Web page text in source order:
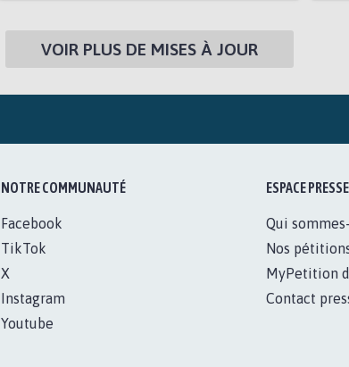
VOIR PLUS DE MISES À JOUR
NOTRE COMMUNAUTÉ
Facebook
TikTok
X
Instagram
Youtube
ESPACE PRESSE
Qui
Nos
MyPetition
Contact